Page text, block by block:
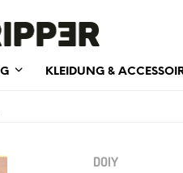
KLEIDUNG &
DOIY